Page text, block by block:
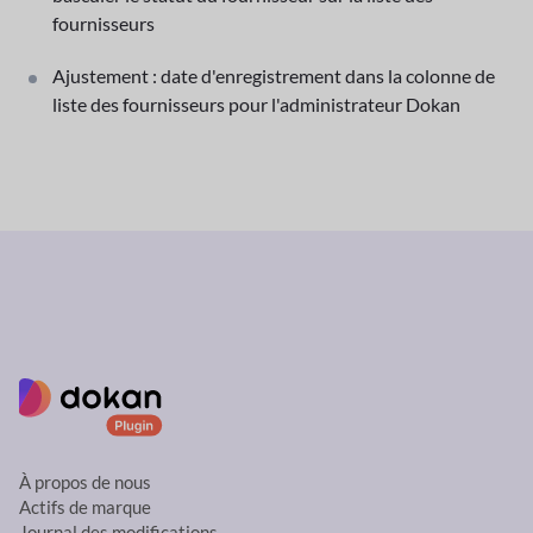
fournisseurs
Ajustement : date d'enregistrement dans la colonne de
liste des fournisseurs pour l'administrateur Dokan
À propos de nous
Actifs de marque